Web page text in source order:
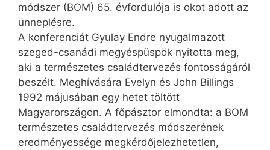
módszer (BOM) 65. évfordulója is okot adott az
ünneplésre.
A konferenciát Gyulay Endre nyugalmazott
szeged-csanádi megyéspüspök nyitotta meg,
aki a természetes családtervezés fontosságáról
beszélt. Meghívására Evelyn és John Billings
1992 májusában egy hetet töltött
Magyarországon. A főpásztor elmondta: a BOM
természetes családtervezés módszerének
eredményessége megkérdőjelezhetetlen,